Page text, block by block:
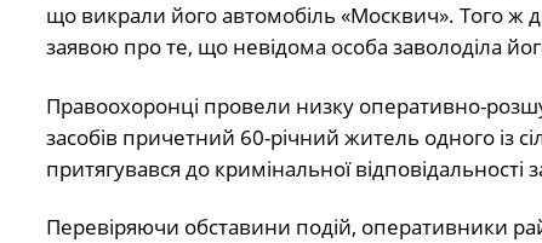
що викрали його автомобіль «Москвич». Того ж
заявою про те, що невідома особа заволоділа
Правоохоронці провели низку оперативно-
засобів причетний 60-річний житель одного із
притягувався до кримінальної відповідальності
Перевіряючи обставини подій, оперативники